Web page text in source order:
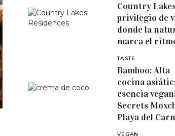
Country
privilegio de
donde la
marca el
TASTE
Bamboo: Alta
cocina
esencia
Secrets
Playa del
VEGAN